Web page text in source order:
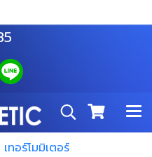
เทอร์โมมิเตอร์